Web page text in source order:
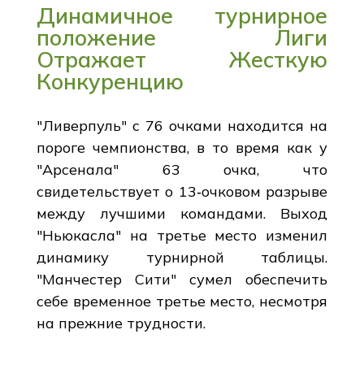
Динамичное турнирное
положение Лиги
Отражает Жесткую
Конкуренцию
"Ливерпуль" с 76 очками находится на
пороге чемпионства, в то время как у
"Арсенала" 63 очка, что
свидетельствует о 13‐очковом разрыве
между лучшими командами. Выход
"Ньюкасла" на третье место изменил
динамику турнирной таблицы.
"Манчестер Сити" сумел обеспечить
себе временное третье место, несмотря
на прежние трудности.